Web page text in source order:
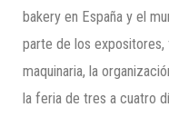
bakery en España y el
parte de los
maquinaria, la
la feria de tres a cuatro